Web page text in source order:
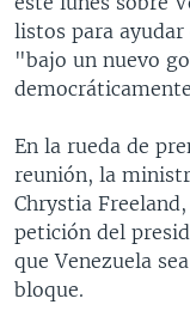
FORO [RADIO]
DEPORTIVO
Idiomas
listos para ayudar
"bajo un nuevo
En la rueda de
reunión, la
Chrystia
petición del
que Venezuela
bloque.